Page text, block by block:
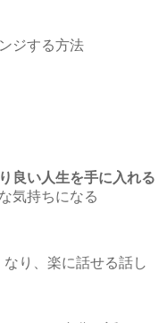
ジする方法
良い人生を手に入れる
気持ちになる
り、楽に話せる話し